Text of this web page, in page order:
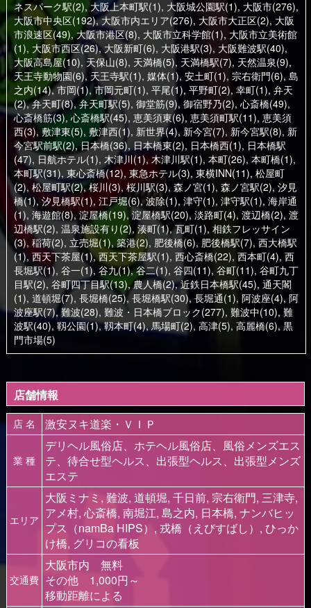
ネスパーク駅(2), 大阪上本町駅(1), 大阪城公園駅(1), 大阪市(276),
大阪市中央区(192),大阪市内エリア(276), 大阪市大正区(2), 大阪
市浪速区(49),大阪市港区(8), 大阪市立科学館(1), 大阪市立美術館
(1), 大阪市西区(26),大阪新町(6), 大阪港駅(3), 大阪難波駅(40),
大阪高島屋(10), 天保山(8), 天満橋(5), 天満橋駅(7), 天然温泉(9),
天王寺動物園(6), 天王寺駅(1), 媒体(1), 安土町(1), 宗右衛門(6), 島
之内(14),市岡(1), 市岡元町(1), 平尾(1), 平野町(2), 幸町(1), 弁天
(2),弁天町(8),弁天町駅(5), 御堂筋(9), 御宿野乃(2), 心斎橋(49),
心斎橋筋(3),心斎橋駅(45), 恵美須東(6), 恵美須町駅(11), 恵美須
西(3), 敷津東(5), 敷津西(1), 新世界(4), 新今宮(7), 新今宮駅(8), 新
今宮駅前駅(2),日本橋(36), 日本橋東(2), 日本橋西(1), 日本橋駅
(47), 日航ホテル(1), 木津川(1), 木津川駅(1), 本町(26), 本町橋(1),
本町駅(31), 東心斎橋(12), 東急ホテル(3), 東横INN(11), 松屋町
(2), 松屋町駅(2),桜川(3), 桜川駅(3), 森ノ宮(1), 森ノ宮駅(2), 汐見
橋(1), 汐見橋駅(1), 江戸堀(6),波除(1), 津守(1), 津守駅(1), 海岸通
(1), 海遊館(8),淀屋橋(19), 淀屋橋駅(20), 淡路町(4), 渡辺橋(2), 渡
辺橋駅(2), 温泉施設有り(2), 湊町(1),瓦町(1), 相鉄フレッサイン
(3), 稲荷(2), 立売堀(1), 築港(2), 肥後橋(6), 肥後橋駅(7), 西大橋駅
(1), 西天下茶屋(1),西天下茶屋駅(1), 西心斎橋(22), 西本町(4), 西
長堀駅(1), 谷一(1), 谷九(1),谷二(1), 谷四(11), 谷町(11), 谷町九丁
目駅(2), 谷町四丁目駅(13),農人橋(2),近鉄日本橋駅(45), 通天閣
(1), 道頓堀(7), 長堀橋(25), 長堀橋駅(30), 長堀通(1), 阿波座(4), 阿
波座駅(7), 難波(28), 難波・日本橋ブロック(277), 難波中(10), 難
波駅(40), 靱公園(1),靱本町(4), 馬場町(2), 高津(5), 高麗橋(6), 黒
門市場(5)
店舗情報
店 名 激安ヌキ道楽・ＶＩＰ
業 種
デリヘル風俗店、ホテヘル風俗店、風俗メンズエス
テ、待合せ型ヘルス、出張型ヘルス、出張型メンズ
エステ
エリア
大阪ミナミ, 難波, 道頓堀, 千日前, 宗右衛門, 三津寺,
アメ村, 心斎橋, 南堀江, 島之内, 日本橋, ナンバヒッ
プス（namBa HIPS）, 戎橋（えびすばし）, ひっか
け橋, グリコの看板
交通費
大阪市内 無料
その他 1,000円～
移動距離による